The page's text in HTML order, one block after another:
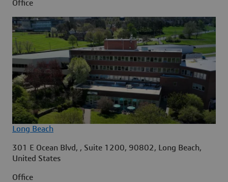
Office
Long Beach
301 E Ocean Blvd, , Suite 1200, 90802, Long Beach,
United States
Office